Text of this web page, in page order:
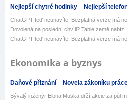
Nejlepší chytré hodinky Nejlepší
ChatGPT teď neunavíte. Bezplatná verze má
Dovolená na poslední chvíli? Tahle země
ChatGPT teď neunavíte. Bezplatná verze má
Ekonomika a byznys
Daňové přiznání Novela zákoníku
Bývalý inženýr Elona Muska drží akcie za půl